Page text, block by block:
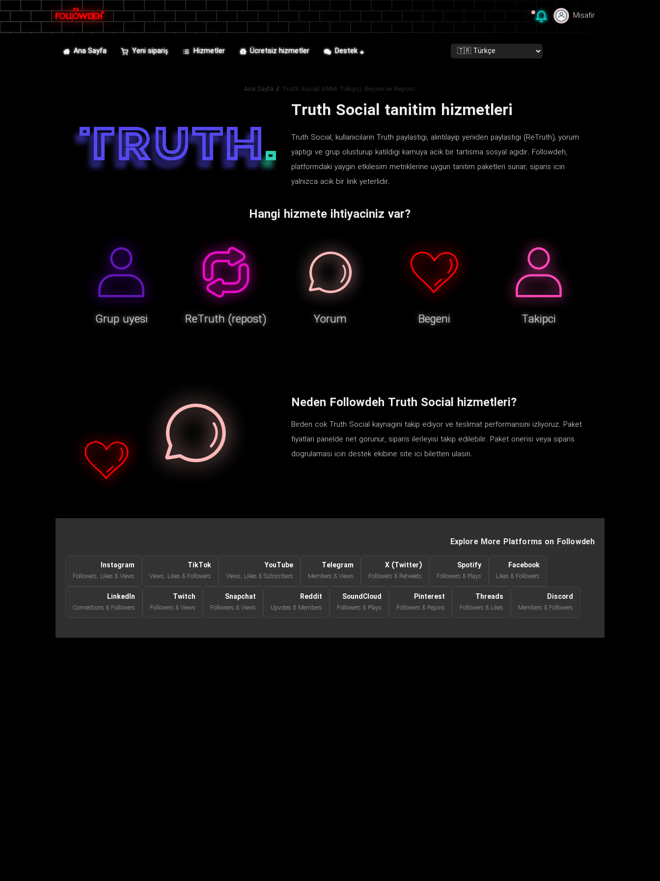
Misafir
Ana Sayfa Yeni sipariş Hizmetler Ücretsiz hizmetler Destek
Ana Sayfa / Truth Social SMM: Takipçi, Beğeni ve Repost
Truth Social tanitim hizmetleri
Truth Social, kullanicilarin Truth paylastigi, alintilayip yeniden paylastigi (ReTruth), yorum
yaptigi ve grup olusturup katildigi kamuya acik bir tartisma sosyal agidir. Followdeh,
platformdaki yaygin etkilesim metriklerine uygun tanitim paketleri sunar; siparis icin
yalnizca acik bir link yeterlidir.
Hangi hizmete ihtiyaciniz var?
Takipci
Begeni
Yorum
ReTruth (repost)
Grup uyesi
Neden Followdeh Truth Social hizmetleri?
Birden cok Truth Social kaynagini takip ediyor ve teslimat performansini izliyoruz. Paket
fiyatlari panelde net gorunur, siparis ilerleyisi takip edilebilir. Paket onerisi veya siparis
dogrulamasi icin destek ekibine site ici biletten ulasin.
Explore More Platforms on Followdeh
Instagram
Followers, Likes & Views
TikTok
Views, Likes & Followers
YouTube
Views, Likes & Subscribers
Telegram
Members & Views
X (Twitter)
Followers & Retweets
Spotify
Followers & Plays
Facebook
Likes & Followers
LinkedIn
Connections & Followers
Twitch
Followers & Views
Snapchat
Followers & Views
Reddit
Upvotes & Members
SoundCloud
Followers & Plays
Pinterest
Followers & Repins
Threads
Followers & Likes
Discord
Members & Followers